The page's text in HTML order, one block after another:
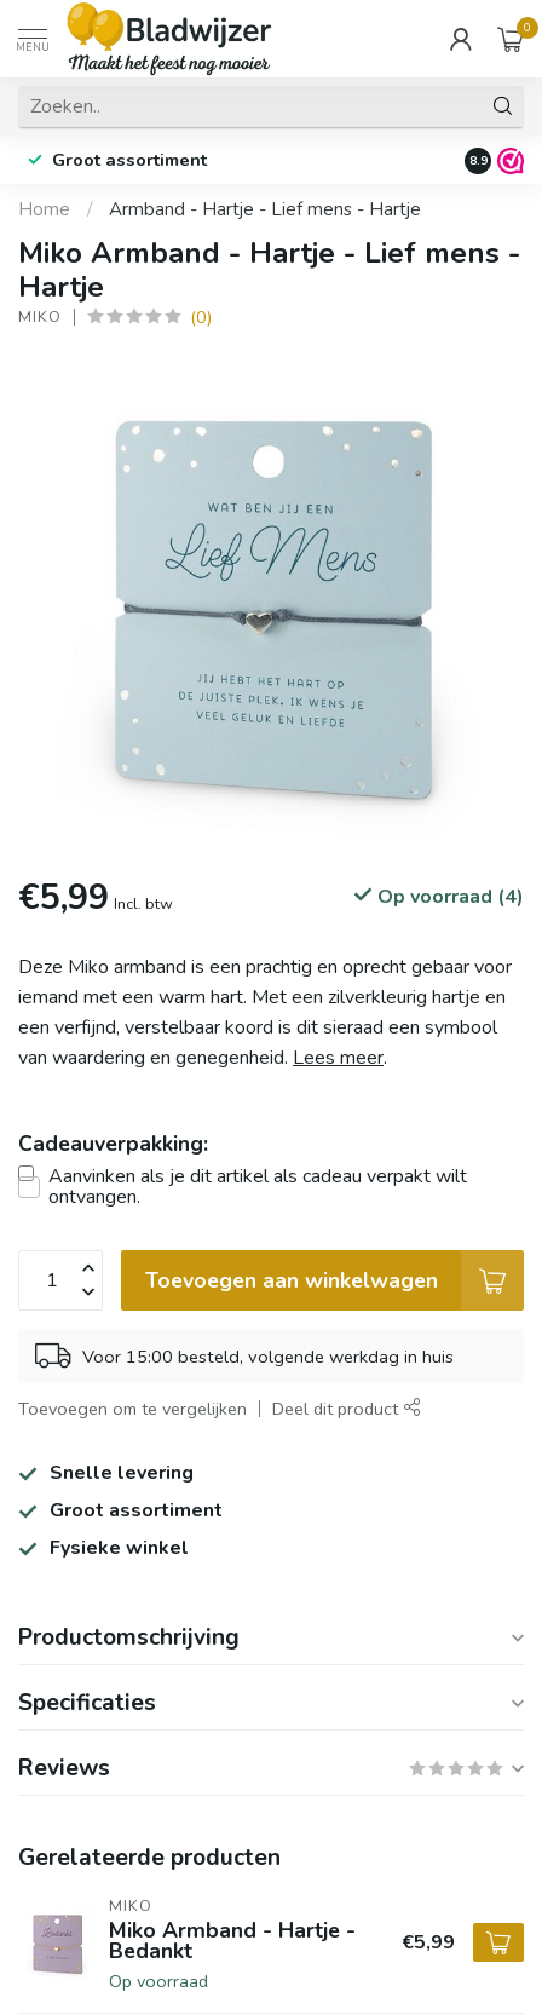
MENU
0
Groot assortiment Fysieke
8.9
Home / Armband - Hartje - Lief mens - Hartje
Miko Armband - Hartje - Lief mens -
Hartje
MIKO (0)
€5,99 Incl. btw Op voorraad (4)
Deze Miko armband is een prachtig en oprecht gebaar voor
iemand met een warm hart. Met een zilverkleurig hartje en
een verfijnd, verstelbaar koord is dit sieraad een symbool
van waardering en genegenheid. Lees meer.
Cadeauverpakking:
Aanvinken als je dit artikel als cadeau verpakt wilt
ontvangen.
Toevoegen aan winkelwagen
Voor 15:00 besteld, volgende werkdag in huis
Toevoegen om te vergelijken Deel dit product
Snelle levering
Groot assortiment
Fysieke winkel
Productomschrijving
Specificaties
Reviews
Gerelateerde producten
MIKO
Miko Armband - Hartje -
Bedankt
Op voorraad
€5,99